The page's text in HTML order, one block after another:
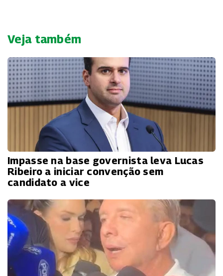
Veja também
Impasse na base governista leva Lucas
Ribeiro a iniciar convenção sem
candidato a vice